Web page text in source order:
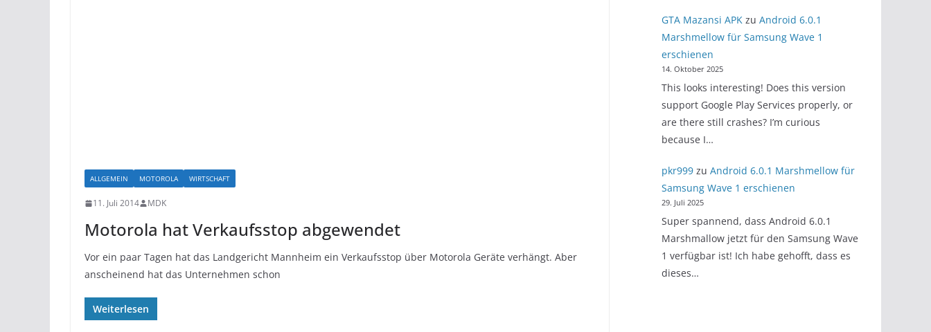
ALLGEMEIN MOTOROLA WIRTSCHAFT
11. Juli 2014 MDK
Motorola hat Verkaufsstop abgewendet
Vor ein paar Tagen hat das Landgericht Mannheim ein Verkaufsstop über Motorola Geräte verhängt. Aber
anscheinend hat das Unternehmen schon
Weiterlesen
GTA Mazansi APKzu Android 6.0.1
Marshmellow für Samsung Wave 1
erschienen
14. Oktober 2025
This looks interesting! Does this version
support Google Play Services properly, or
are there still crashes? I’m curious
because I…
pkr999zu Android 6.0.1 Marshmellow für
Samsung Wave 1 erschienen
29. Juli 2025
Super spannend, dass Android 6.0.1
Marshmallow jetzt für den Samsung Wave
1 verfügbar ist! Ich habe gehofft, dass es
dieses…